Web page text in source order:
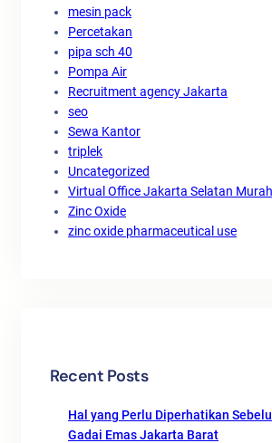
mesin pack
Percetakan
pipa sch 40
Pompa Air
Recruitment agency Jakarta
seo
Sewa Kantor
triplek
Uncategorized
Virtual Office Jakarta Selatan Murah
Zinc Oxide
zinc oxide pharmaceutical use
Recent Posts
Hal yang Perlu Diperhatikan
Gadai Emas Jakarta Barat